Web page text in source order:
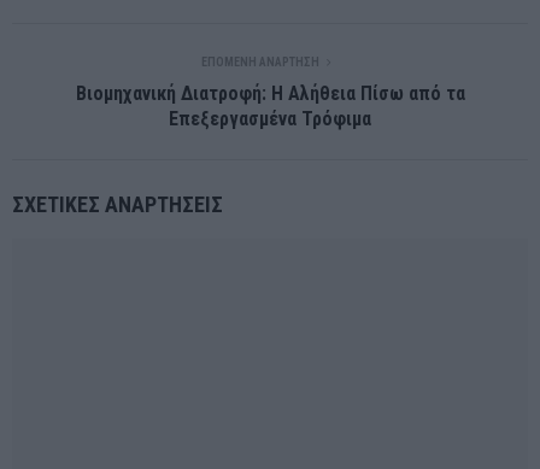
ΕΠΌΜΕΝΗ ΑΝΆΡΤΗΣΗ
Βιομηχανική Διατροφή: Η Αλήθεια Πίσω από τα
Επεξεργασμένα Τρόφιμα
ΣΧΕΤΙΚΈΣ ΑΝΑΡΤΉΣΕΙΣ